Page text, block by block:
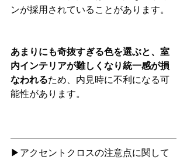
ンが採用されていることがあります。
あまりにも奇抜すぎる色を選ぶと、室
内インテリアが難しくなり統一感が損
なわれるため、内見時に不利になる可
能性があります。
▶アクセントクロスの注意点に関して